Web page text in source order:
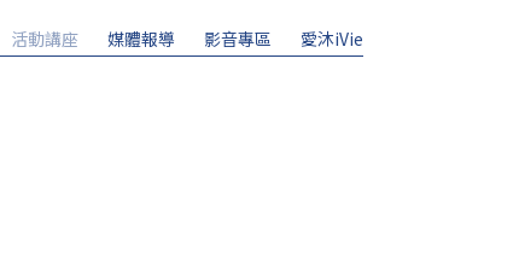
活動講座 媒體報導 影音專區 愛沐iVie